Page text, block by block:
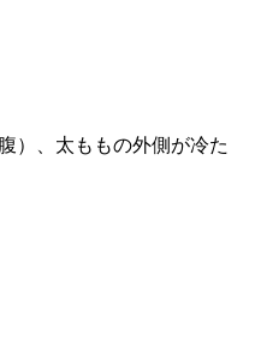
）、太ももの外側が冷た